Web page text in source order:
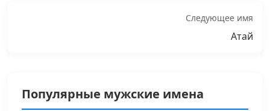
Следующее имя
Атай
Популярные мужские имена